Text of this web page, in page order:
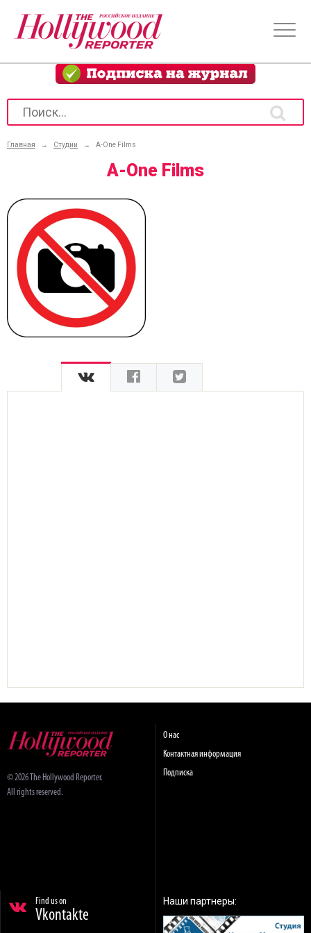
Главная → Студии → A-One Films
A-One Films
© 2026 The Hollywood Reporter.
All rights reserved.
О нас
Контактная информация
Подписка
Find us on
Vkontakte
Наши партнеры: